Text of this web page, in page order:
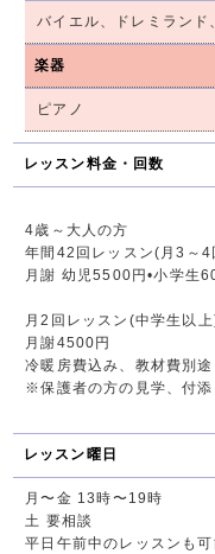
バイエル、ドレミラン
楽器
ピアノ
レッスン料金・回数
4歳～大人の方
年間42回レッスン(月3～
月謝 幼児5500円•小学生
月2回レッスン(中学生以
月謝4500円
冷暖房費込み、教材費別途
※保護者の方の見学、付
レッスン曜日
月〜金 13時〜19時
土 要相談
平日午前中のレッスンも